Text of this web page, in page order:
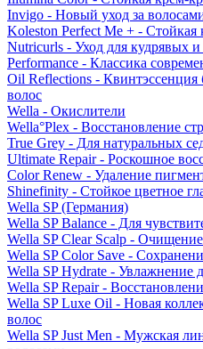
Invigo - Новый уход за
Koleston Perfect Me + - Стойкая
Nutricurls - Уход для кудрявых
Performance - Классика
Oil Reflections - Квинтэссенция
волос
Wella - Окислители
Wella°Plex - Восстановление
True Grey - Для натуральных
Ultimate Repair - Роскошное
Color Renew - Удаление
Shinefinity - Стойкое цветное
Wella SP (Германия)
Wella SP Balance - Для
Wella SP Clear Scalp -
Wella SP Color Save -
Wella SP Hydrate - Увлажнение
Wella SP Repair -
Wella SP Luxe Oil - Новая
волос
Wella SP Just Men - Мужская